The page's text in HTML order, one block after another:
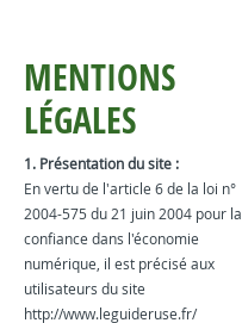
MENTIONS
LÉGALES
1. Présentation du site :
En vertu de l'article 6 de la loi n°
2004-575 du 21 juin 2004 pour la
confiance dans l'économie
numérique, il est précisé aux
utilisateurs du site
http://www.leguideruse.fr/